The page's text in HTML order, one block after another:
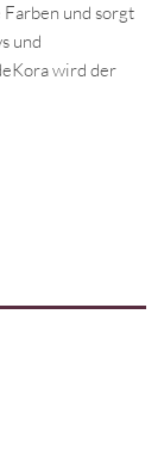
und sorgt
und
wird der